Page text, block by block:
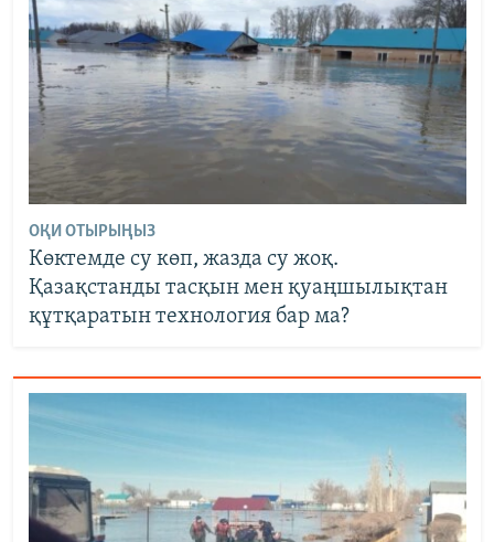
ОҚИ ОТЫРЫҢЫЗ
Көктемде су көп, жазда су жоқ.
Қазақстанды тасқын мен қуаңшылықтан
құтқаратын технология бар ма?